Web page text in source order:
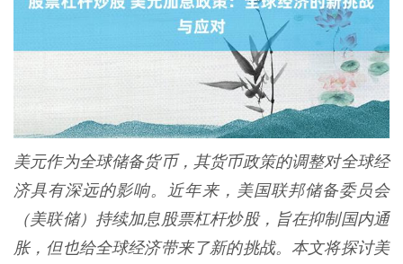
美元作为全球储备货币，其货币政策的调整对全球经
济具有深远的影响。近年来，美国联邦储备委员会
（美联储）持续加息股票杠杆炒股，旨在抑制国内通
胀，但也给全球经济带来了新的挑战。本文将探讨美